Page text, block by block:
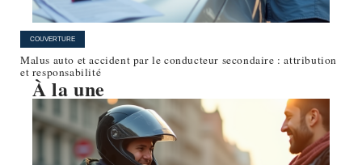
COUVERTURE
Malus auto et accident par le conducteur secondaire : attribution
et responsabilité
À la une